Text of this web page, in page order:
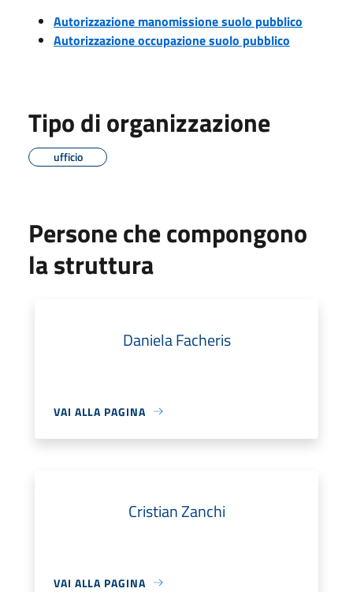
Autorizzazione manomissione suolo pubblico
Autorizzazione occupazione suolo pubblico
Tipo di organizzazione
ufficio
Persone che compongono
la struttura
Daniela Facheris
VAI ALLA PAGINA
Cristian Zanchi
VAI ALLA PAGINA